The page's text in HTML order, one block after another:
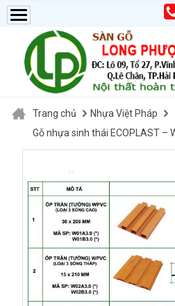
Trang chủ
Nhựa Việt Pháp
Gỗ nhựa sinh thái ECOPLAST –